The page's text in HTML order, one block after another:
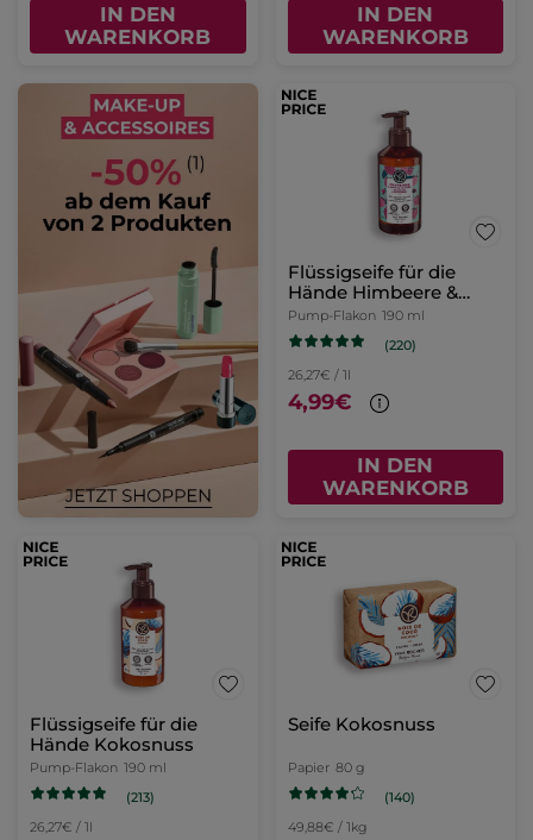
IN DEN
WARENKORB
IN DEN
WARENKORB
Flüssigseife für die
Hände Himbeere &
Pfefferminze
Pump-Flakon 190 ml
(220)
26,27€ / 1l
4,99€
IN DEN
WARENKORB
Flüssigseife für die
Hände Kokosnuss
Pump-Flakon 190 ml
(213)
26,27€ / 1l
Seife Kokosnuss
Papier 80 g
(140)
49,88€ / 1kg